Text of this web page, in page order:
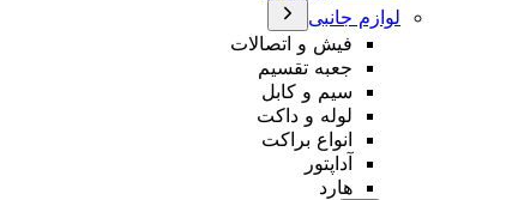
لوازم جانبی
فیش و اتصالات
جعبه تقسیم
سیم و کابل
لوله و داکت
انواع براکت
آداپتور
هارد